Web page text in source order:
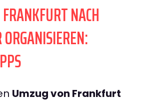
NACH
ORGANISIEREN:
Umzug von Frankfurt